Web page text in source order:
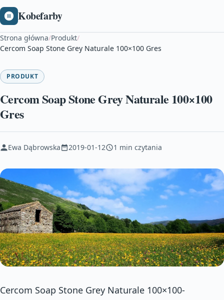
Kobefarby
Strona główna/Produkt/
Cercom Soap Stone Grey Naturale 100×100 Gres
PRODUKT
Cercom Soap Stone Grey Naturale 100×100
Gres
Ewa Dąbrowska 2019-01-12 1 min czytania
Cercom Soap Stone Grey Naturale 100×100-